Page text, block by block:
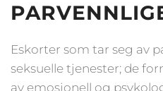
Eskorter som tar seg av
seksuelle tjenester; de
av emosjonell og